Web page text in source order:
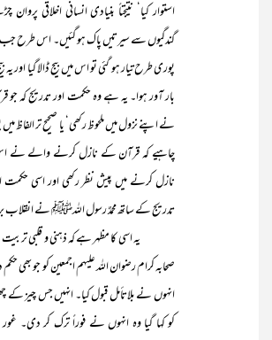
استوار کیا‘ نتیجتاً بنیادی انسانی اخلاقی پروان
گندگیوں سے سیرتیں پاک ہو گئیں۔ اس طرح جب
پوری طرح تیار ہو گئی تو اس میں بیج ڈالا گیا اور
بار آور ہوا۔ یہ ہے وہ حکمت اور تدریج کہ جو
نے اپنے نزول میں ملحوظ رکھی‘ یا صحیح تر الفاظ میں
چاہیے کہ قرآن کے نازل کرنے والے
نازل کرنے میں پیش نظر رکھی اور اسی حکمت
تدریج کے ساتھ محمدٌ رسول اللہﷺ نے انقلاب
یہ اسی کا مظہر ہے کہ ذہنی و قلبی
صحابہ کرام رضوان اللہ علیہم اجمعین کو جو بھی حکم
انہوں نے بلاتأمل قبول کیا۔ انہیں جس چیز
کو کہا گیا وہ انہوں نے فوراً ترک کر دی۔ غور